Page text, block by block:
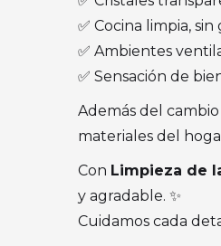
✅ Cocina limpia,
✅ Ambientes
✅ Sensación de
Además del
materiales del
Con Limpieza de
y agradable. ✨
Cuidamos cada